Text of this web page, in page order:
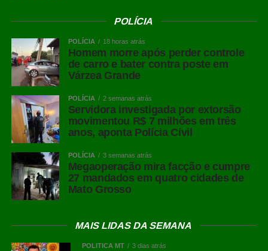
POLÍCIA
POLÍCIA 18 horas atrás
Homem morre após perder controle
de carro e bater contra poste em
Várzea Grande
POLÍCIA 2 semanas atrás
Servidora investigada por extorsão
movimentou R$ 7 milhões em três
anos, aponta Polícia Civil
POLÍCIA 3 semanas atrás
Megaoperação mira facção e cumpre
27 mandados em quatro cidades de
Mato Grosso
MAIS LIDAS DA SEMANA
POLÍTICA MT 3 dias atrás